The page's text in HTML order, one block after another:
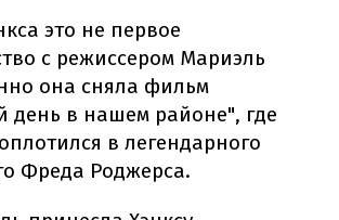
это не первое
с режиссером Мариэль
она сняла фильм
день в нашем районе", где
в легендарного
Фреда Роджерса.